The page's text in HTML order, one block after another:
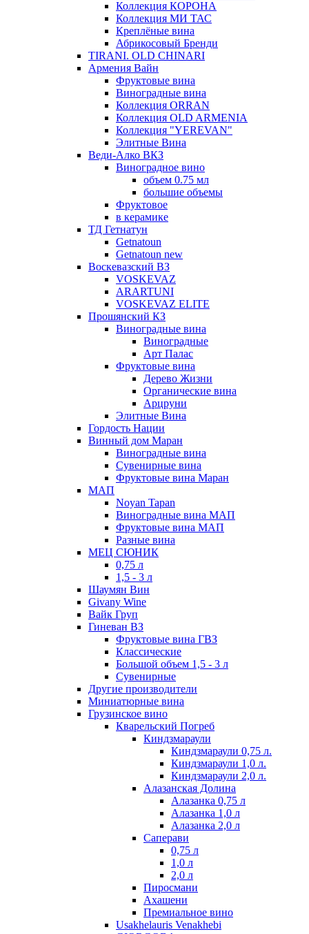
Коллекция КОРОНА
Коллекция МИ ТАС
Креплёные вина
Абрикосовый Бренди
TIRANI. OLD CHINARI
Армения Вайн
Фруктовые вина
Виноградные вина
Коллекция ORRAN
Коллекция OLD ARMENIA
Коллекция "YEREVAN"
Элитные Вина
Веди-Алко ВКЗ
Виноградное вино
объем 0.75 мл
большие объемы
Фруктовое
в керамике
ТД Гетнатун
Getnatoun
Getnatoun new
Воскевазский ВЗ
VOSKEVAZ
ARARTUNI
VOSKEVAZ ELITE
Прошянский КЗ
Виноградные вина
Виноградные
Арт Палас
Фруктовые вина
Дерево Жизни
Органические вина
Арцруни
Элитные Вина
Гордость Нации
Винный дом Маран
Виноградные вина
Сувенирные вина
Фруктовые вина Маран
МАП
Noyan Tapan
Виноградные вина МАП
Фруктовые вина МАП
Разные вина
МЕЦ СЮНИК
0,75 л
1,5 - 3 л
Шаумян Вин
Givany Wine
Вайк Груп
Гиневан ВЗ
Фруктовые вина ГВЗ
Классические
Большой объем 1,5 - 3 л
Сувенирные
Другие производители
Миниатюрные вина
Грузинское вино
Кварельский Погреб
Киндзмараули
Киндзмараули 0,75 л.
Киндзмараули 1,0 л.
Киндзмараули 2,0 л.
Алазанская Долина
Алазанка 0,75 л
Алазанка 1,0 л
Алазанка 2,0 л
Саперави
0,75 л
1,0 л
2,0 л
Пиросмани
Ахашени
Премиальное вино
Usakhelauris Venakhebi